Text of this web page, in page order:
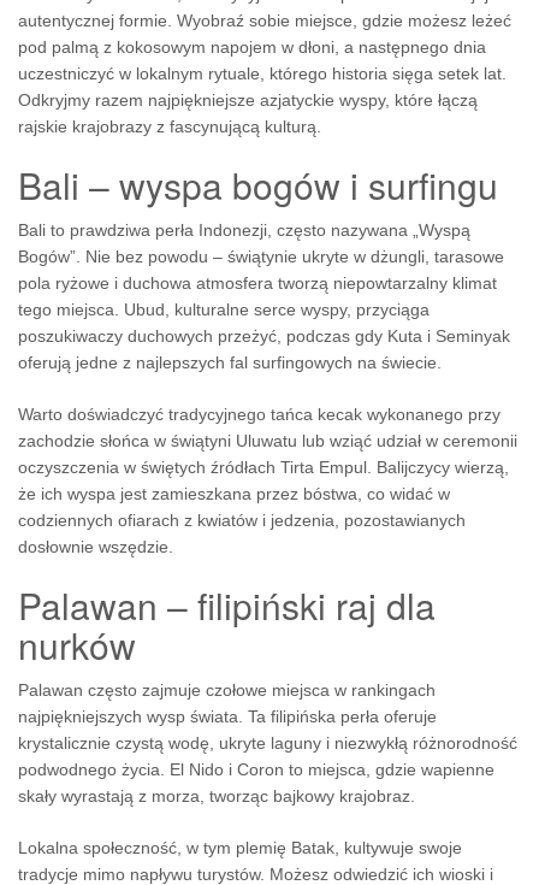
autentycznej formie. Wyobraź sobie miejsce, gdzie możesz leżeć
pod palmą z kokosowym napojem w dłoni, a następnego dnia
uczestniczyć w lokalnym rytuale, którego historia sięga setek lat.
Odkryjmy razem najpiękniejsze azjatyckie wyspy, które łączą
rajskie krajobrazy z fascynującą kulturą.
Bali – wyspa bogów i surfingu
Bali to prawdziwa perła Indonezji, często nazywana „Wyspą
Bogów”. Nie bez powodu – świątynie ukryte w dżungli, tarasowe
pola ryżowe i duchowa atmosfera tworzą niepowtarzalny klimat
tego miejsca. Ubud, kulturalne serce wyspy, przyciąga
poszukiwaczy duchowych przeżyć, podczas gdy Kuta i Seminyak
oferują jedne z najlepszych fal surfingowych na świecie.
Warto doświadczyć tradycyjnego tańca kecak wykonanego przy
zachodzie słońca w świątyni Uluwatu lub wziąć udział w ceremonii
oczyszczenia w świętych źródłach Tirta Empul. Balijczycy wierzą,
że ich wyspa jest zamieszkana przez bóstwa, co widać w
codziennych ofiarach z kwiatów i jedzenia, pozostawianych
dosłownie wszędzie.
Palawan – filipiński raj dla
nurków
Palawan często zajmuje czołowe miejsca w rankingach
najpiękniejszych wysp świata. Ta filipińska perła oferuje
krystalicznie czystą wodę, ukryte laguny i niezwykłą różnorodność
podwodnego życia. El Nido i Coron to miejsca, gdzie wapienne
skały wyrastają z morza, tworząc bajkowy krajobraz.
Lokalna społeczność, w tym plemię Batak, kultywuje swoje
tradycje mimo napływu turystów. Możesz odwiedzić ich wioski i